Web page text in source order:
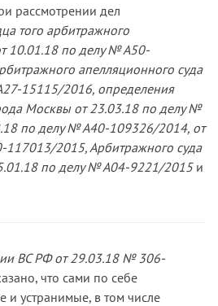
рассмотрении дел
того арбитражного
10.01.18 по делу № А50-
апелляционного суда
15115/2016, определения
Москвы от 23.03.18 по делу №
по делу № А40-109326/2014, от
2015, Арбитражного суда
по делу № А04-9221/2015 и
ВС РФ от 29.03.18 № 306-
что сами по себе
и устранимые, в том числе